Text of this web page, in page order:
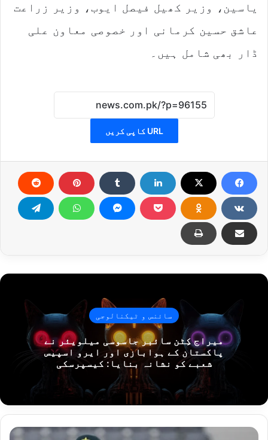
یاسین، وزیر کھیل فیصل ایوب، وزیر زراعت
عاشق حسین کرمانی اور خصوصی معاون علی
ڈار بھی شامل ہیں۔
URL کاپی کریں
سائنس و ٹیکنالوجی
میراج کِٹن سائبر جاسوسی میلویئر نے
پاکستان کے ہوابازی اور ایرو اسپیس
شعبے کو نشانہ بنایا: کیسپرسکی
سہلٹ